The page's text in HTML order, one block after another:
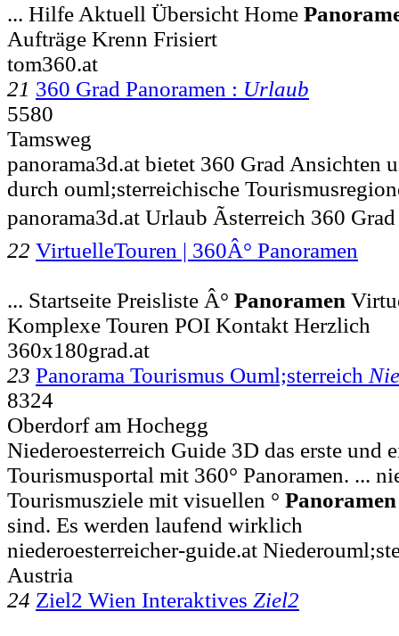
... Hilfe Aktuell Übersicht Home
Aufträge Krenn Frisiert
tom360.at
21 360 Grad Panoramen : Urlaub
5580
Tamsweg
panorama3d.at bietet 360 Grad Ansichten
durch ouml;sterreichische
panorama3d.at Urlaub Ãsterreich 360
22 VirtuelleTouren | 360Â° Panoramen
... Startseite Preisliste Â° Panoramen
Komplexe Touren POI Kontakt Herzlich
360x180grad.at
23 Panorama Tourismus Ouml;sterreich
8324
Oberdorf am Hochegg
Niederoesterreich Guide 3D das erste und
Tourismusportal mit 360° Panoramen. ...
Tourismusziele mit visuellen ° Panoramen
sind. Es werden laufend wirklich
niederoesterreicher-guide.at
Austria
24 Ziel2 Wien Interaktives Ziel2